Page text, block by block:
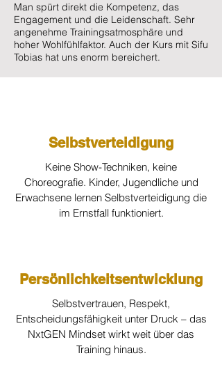
Man spürt direkt die Kompetenz, das
Engagement und die Leidenschaft. Sehr
angenehme Trainingsatmosphäre und
hoher Wohlfühlfaktor. Auch der Kurs mit Sifu
Tobias hat uns enorm bereichert.
Selbstverteidigung
Keine Show-Techniken, keine
Choreografie. Kinder, Jugendliche und
Erwachsene lernen Selbstverteidigung die
im Ernstfall funktioniert.
Persönlichkeitsentwicklung
Selbstvertrauen, Respekt,
Entscheidungsfähigkeit unter Druck – das
NxtGEN Mindset wirkt weit über das
Training hinaus.